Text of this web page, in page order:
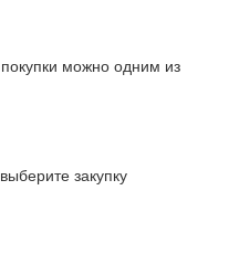
можно одним из
закупку